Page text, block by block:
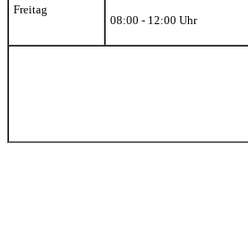
Freitag
08:00 - 12:00 Uhr